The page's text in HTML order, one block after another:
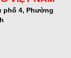
phố 4, Phường